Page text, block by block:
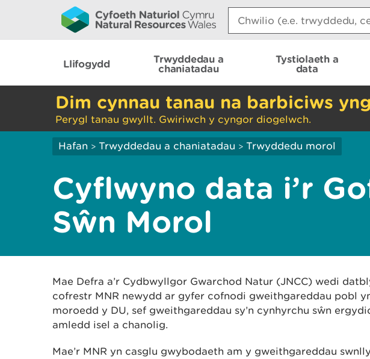
Search:
Llifogydd
Trwyddedau a
chaniatadau
Tystiolaeth a
data
Dim cynnau tanau na barbiciws
Perygl tanau gwyllt. Gwiriwch y cyngor diogelwch.
Hafan > Trwyddedau a chaniatadau > Trwyddedu morol
Cyflwyno data i’r
Sŵn Morol
Mae Defra a’r Cydbwyllgor Gwarchod Natur (JNCC) wedi
cofrestr MNR newydd ar gyfer cofnodi gweithgareddau pobl
moroedd y DU, sef gweithgareddau sy’n cynhyrchu sŵn
amledd isel a chanolig.
Mae’r MNR yn casglu gwybodaeth am y gweithgareddau